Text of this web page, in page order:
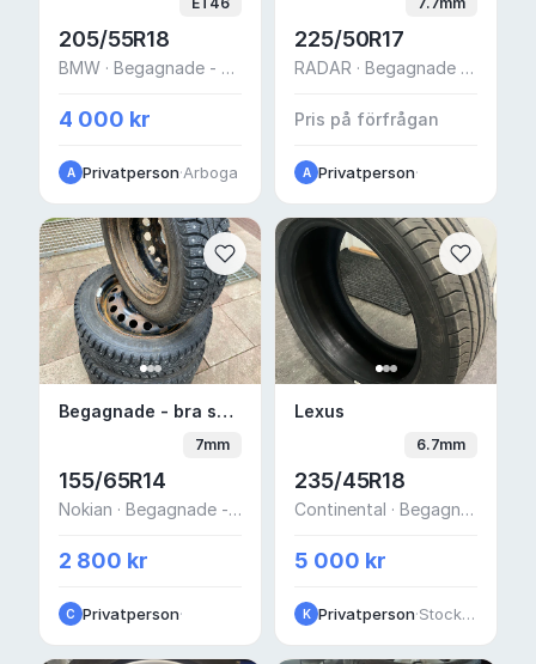
205/55R18
BMW · Begagnade - bra skick
4 000 kr
A Privatperson·Arboga
225/50R17
RADAR · Begagnade - bra skick
Pris på förfrågan
A Privatperson·
Begagnade - bra skick Vinterdäck dubb 14"
Begagnade - bra skick Vinterdäck dubb 14" 4x100 Nokian — Peugeot 107
7mm
155/65R14
Nokian · Begagnade - bra skick
2 800 kr
C Privatperson·
Lexus
Lexus
6.7mm
235/45R18
Continental · Begagnade - Mycket bra skick
5 000 kr
K Privatperson· Stockholm